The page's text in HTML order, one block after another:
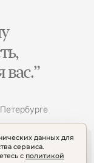
данных для
сервиса.
с политикой
вас.”